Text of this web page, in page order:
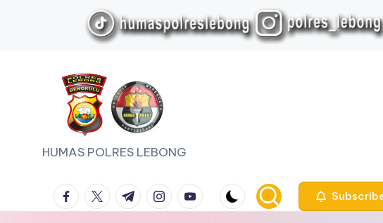
HUMAS POLRES LEBONG
facebook.com
twitter.com
t.me instagram.com
youtube.com